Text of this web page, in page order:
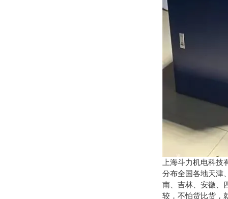
上海斗力机电科
分布全国各地天津
南、吉林、安徽、
较，不怕货比货，